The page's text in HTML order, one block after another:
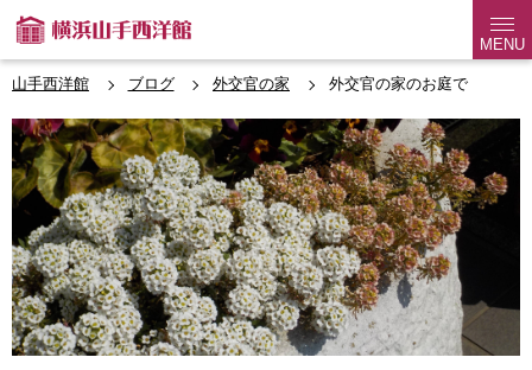
MENU
山手西洋館 ブログ 外交官の家 外交官の家のお庭で